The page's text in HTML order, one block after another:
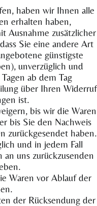
haben wir Ihnen alle
erhalten haben,
Ausnahme zusätzlicher
Sie eine andere Art
günstigste
unverzüglich und
ab dem Tag
über Ihren Widerruf
ist.
bis wir die Waren
bis Sie den Nachweis
zurückgesendet haben.
und in jedem Fall
uns zurückzusenden
Waren vor Ablauf der
der Rücksendung der